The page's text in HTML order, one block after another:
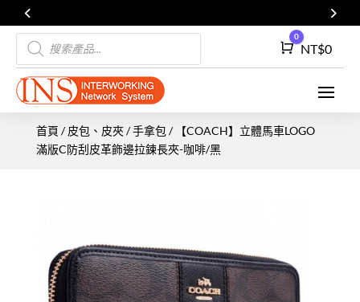
Products
search
Cart
0
NT$0
首頁 /皮包、皮夾/手拿包 / 【COACH】立體馬車LOGO
滿版C防刮皮革飾邊拉鍊長夾-咖啡/黑